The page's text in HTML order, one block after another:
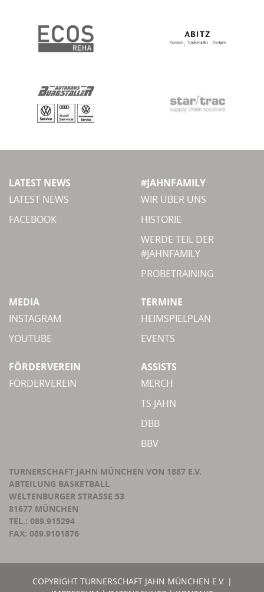
LATEST NEWS
LATEST NEWS
FACEBOOK
#JAHNFAMILY
WIR ÜBER UNS
HISTORIE
WERDE TEIL DER
#JAHNFAMILY
PROBETRAINING
MEDIA
INSTAGRAM
YOUTUBE
TERMINE
HEIMSPIELPLAN
EVENTS
FÖRDERVEREIN
FÖRDERVEREIN
ASSISTS
MERCH
TS JAHN
DBB
BBV
TURNERSCHAFT JAHN MÜNCHEN VON 1887 E.V.
ABTEILUNG BASKETBALL
WELTENBURGER STRASSE 53
81677 MÜNCHEN
TEL.: 089.915294
FAX: 089.9101876
COPYRIGHT TURNERSCHAFT JAHN MÜNCHEN E.V. |